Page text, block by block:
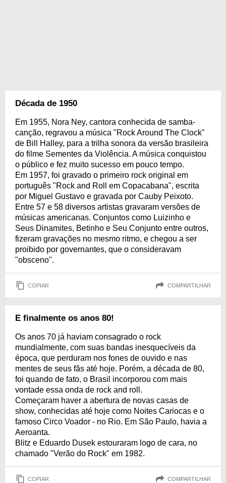
Década de 1950
Em 1955, Nora Ney, cantora conhecida de samba-
canção, regravou a música "Rock Around The Clock"
de Bill Halley, para a trilha sonora da versão brasileira
do filme Sementes da Violência. A música conquistou
o público e fez muito sucesso em pouco tempo.
Em 1957, foi gravado o primeiro rock original em
português "Rock and Roll em Copacabana", escrita
por Miguel Gustavo e gravada por Cauby Peixoto.
Entre 57 e 58 diversos artistas gravaram versões de
músicas americanas. Conjuntos como Luizinho e
Seus Dinamites, Betinho e Seu Conjunto entre outros,
fizeram gravações no mesmo ritmo, e chegou a ser
proibido por governantes, que o consideravam
"obsceno".
COPIAR COMPARTILHAR
E finalmente os anos 80!
Os anos 70 já haviam consagrado o rock
mundialmente, com suas bandas inesquecíveis da
época, que perduram nos fones de ouvido e nas
mentes de seus fãs até hoje. Porém, a década de 80,
foi quando de fato, o Brasil incorporou com mais
vontade essa onda de rock and roll.
Começaram haver a abertura de novas casas de
show, conhecidas até hoje como Noites Cariocas e o
famoso Circo Voador - no Rio. Em São Paulo, havia a
Aeroanta.
Blitz e Eduardo Dusek estouraram logo de cara, no
chamado "Verão do Rock" em 1982.
COPIAR COMPARTILHAR